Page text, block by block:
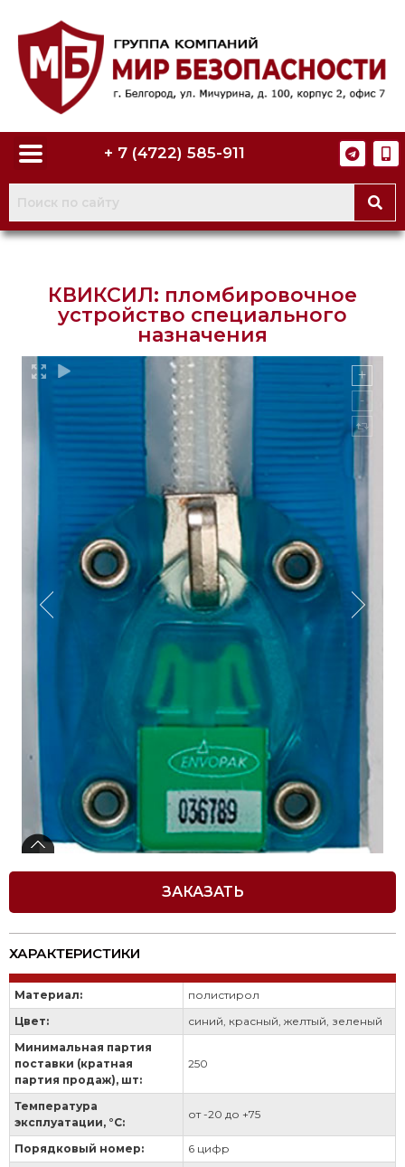
+ 7 (4722) 585-911
КВИКСИЛ: пломбировочное
устройство специального
назначения
ЗАКАЗАТЬ
ХАРАКТЕРИСТИКИ
Материал:
полистирол
Цвет:
синий, красный, желтый, зеленый
Минимальная партия
поставки (кратная
партия продаж), шт:
250
Температура
эксплуатации, °С:
от -20 до +75
Порядковый номер: 6 цифр